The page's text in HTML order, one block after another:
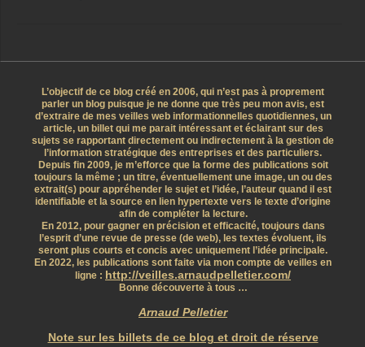
L’objectif de ce blog créé en 2006, qui n’est pas à proprement
parler un blog puisque je ne donne que très peu mon avis, est
d’extraire de mes veilles web informationnelles quotidiennes, un
article, un billet qui me parait intéressant et éclairant sur des
sujets se rapportant directement ou indirectement à la gestion de
l’information stratégique des entreprises et des particuliers.
Depuis fin 2009, je m’efforce que la forme des publications soit
toujours la même ; un titre, éventuellement une image, un ou des
extrait(s) pour appréhender le sujet et l’idée, l’auteur quand il est
identifiable et la source en lien hypertexte vers le texte d’origine
afin de compléter la lecture.
En 2012, pour gagner en précision et efficacité, toujours dans
l’esprit d’une revue de presse (de web), les textes évoluent, ils
seront plus courts et concis avec uniquement l’idée principale.
En 2022, les publications sont faite via mon compte de veilles en
ligne : http://veilles.arnaudpelletier.com/
Bonne découverte à tous …
Arnaud Pelletier
Note sur les billets de ce blog et droit de réserve